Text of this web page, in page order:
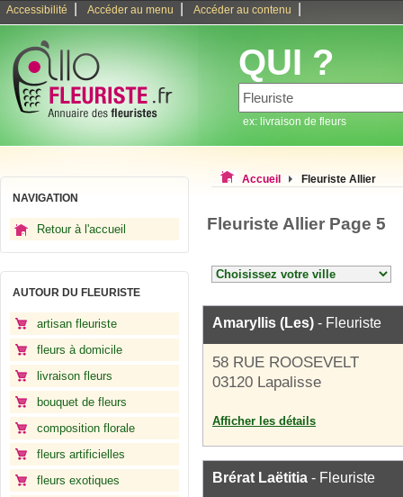
Accessibilité Accéder au menu Accéder au contenu
QUI ?
ex: livraison de fleurs
NAVIGATION
Retour à l'accueil
AUTOUR DU FLEURISTE
artisan fleuriste
fleurs à domicile
livraison fleurs
bouquet de fleurs
composition florale
fleurs artificielles
fleurs exotiques
Accueil Fleuriste Allier
Fleuriste Allier Page 5
Amaryllis (Les) - Fleuriste
58 RUE ROOSEVELT
03120 Lapalisse
Afficher les détails
Brérat Laëtitia - Fleuriste